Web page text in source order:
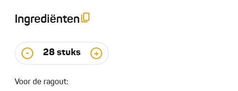
Ingrediënten
- 28 stuks +
Voor de ragout: